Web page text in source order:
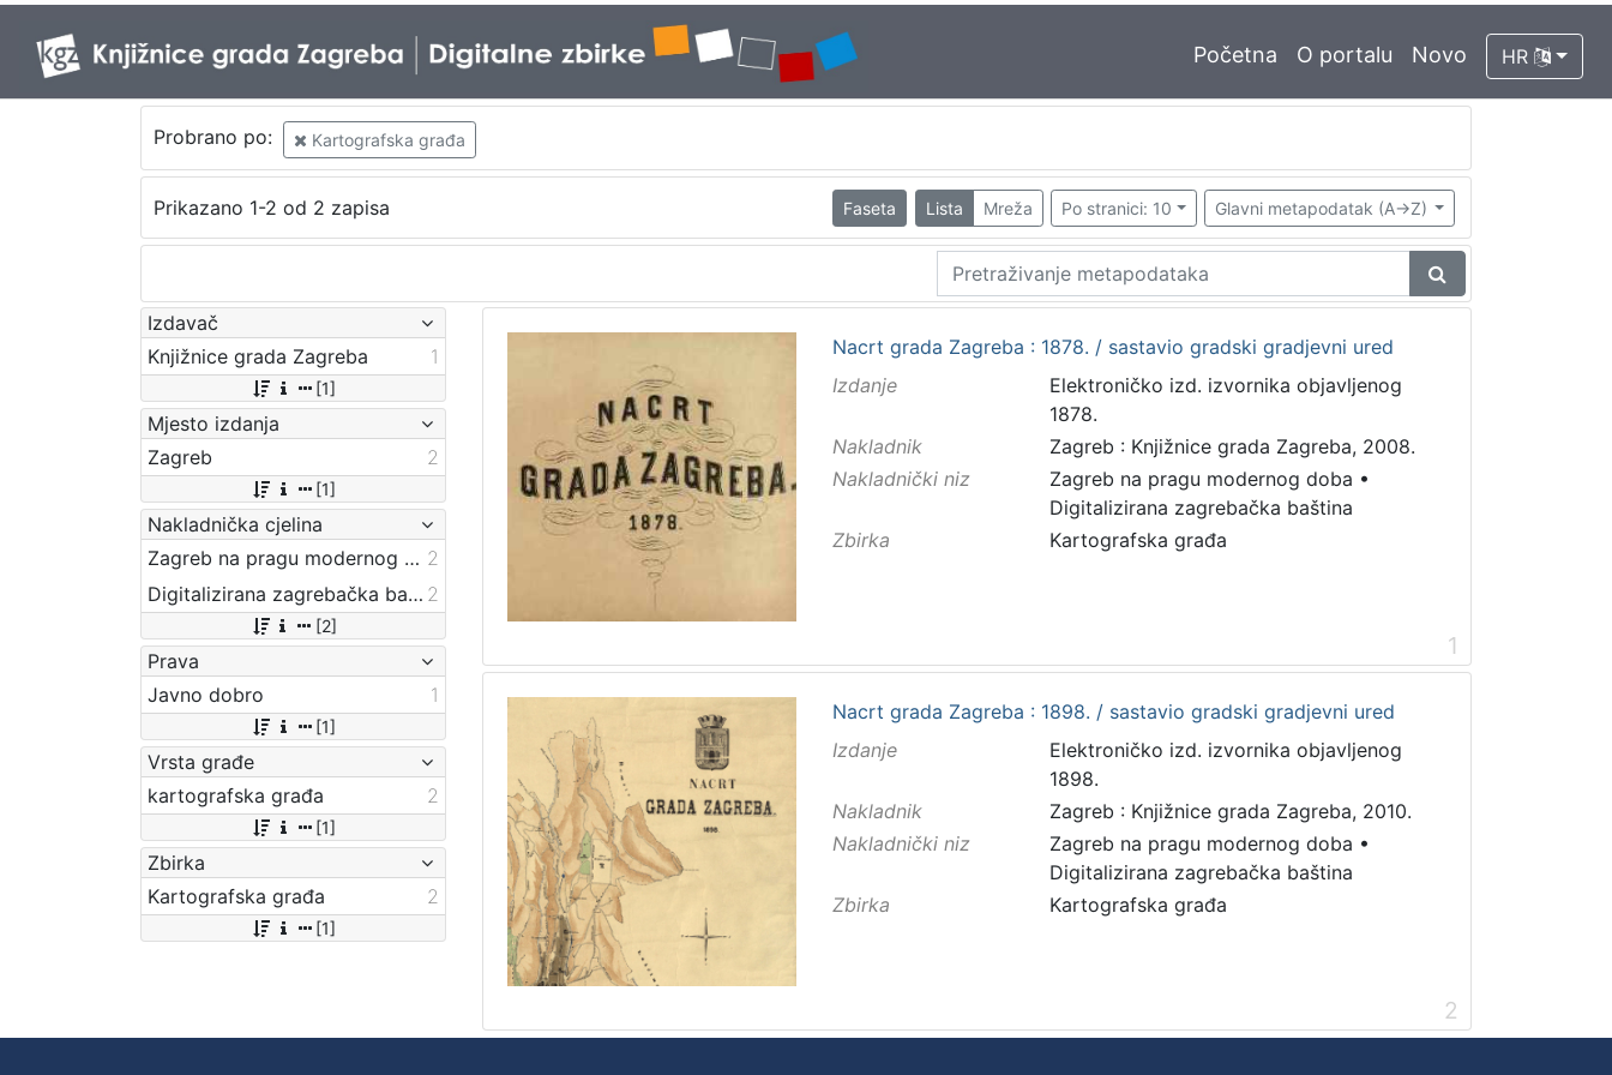
Početna O portalu Novo HR
Probrano po: Kartografska građa
Prikazano 1-2 od 2 zapisa Faseta Lista Mreža Po stranici: 10 Glavni metapodatak (A->Z)
Izdavač
Knjižnice grada Zagreba
1
[1]
Mjesto izdanja
Zagreb
2
[1]
Nakladnička cjelina
Zagreb na pragu modernog doba 2
Digitalizirana zagrebačka baština 2
[2]
Prava
Javno dobro
1
[1]
Vrsta građe
kartografska građa
2
[1]
Zbirka
Kartografska građa
2
[1]
Nacrt grada Zagreba : 1878. / sastavio gradski gradjevni ured
Izdanje
Elektroničko izd. izvornika objavljenog
1878.
Nakladnik
Zagreb : Knjižnice grada Zagreba, 2008.
Nakladnički niz
Zagreb na pragu modernog doba •
Digitalizirana zagrebačka baština
Zbirka
Kartografska građa
1
Nacrt grada Zagreba : 1898. / sastavio gradski gradjevni ured
Izdanje
Elektroničko izd. izvornika objavljenog
1898.
Nakladnik
Zagreb : Knjižnice grada Zagreba, 2010.
Nakladnički niz
Zagreb na pragu modernog doba •
Digitalizirana zagrebačka baština
Zbirka
Kartografska građa
2